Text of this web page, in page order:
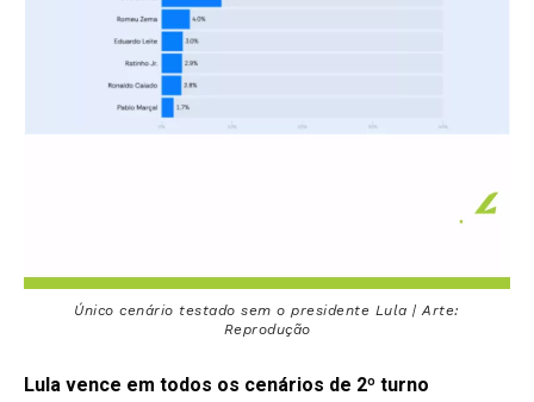
Único cenário testado sem o presidente Lula | Arte:
Reprodução
Lula vence em todos os cenários de 2º turno